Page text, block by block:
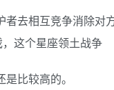
者去相互竞争消除
这个星座领土战争
比较高的。